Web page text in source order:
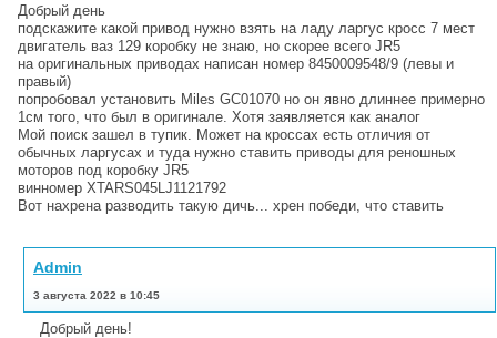
Добрый день
подскажите какой привод нужно взять на ладу ларгус кросс 7 мест
двигатель ваз 129 коробку не знаю, но скорее всего JR5
на оригинальных приводах написан номер 8450009548/9 (левы и
правый)
попробовал установить Miles GC01070 но он явно длиннее примерно
1см того, что был в оригинале. Хотя заявляется как аналог
Мой поиск зашел в тупик. Может на кроссах есть отличия от
обычных ларгусах и туда нужно ставить приводы для реношных
моторов под коробку JR5
винномер XTARS045LJ1121792
Вот нахрена разводить такую дичь... хрен победи, что ставить
Admin
3 августа 2022 в 10:45
Добрый день!